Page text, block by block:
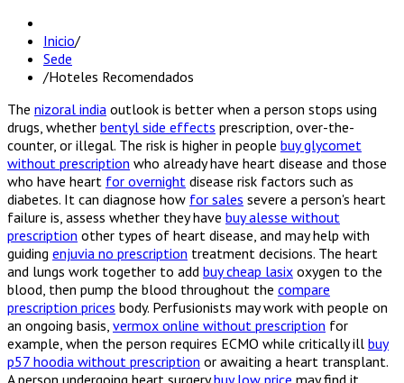
Inicio/
Sede
/Hoteles Recomendados
The nizoral india outlook is better when a person stops using
drugs, whether bentyl side effects prescription, over-the-
counter, or illegal. The risk is higher in people buy glycomet
without prescription who already have heart disease and those
who have heart for overnight disease risk factors such as
diabetes. It can diagnose how for sales severe a person's heart
failure is, assess whether they have buy alesse without
prescription other types of heart disease, and may help with
guiding enjuvia no prescription treatment decisions. The heart
and lungs work together to add buy cheap lasix oxygen to the
blood, then pump the blood throughout the compare
prescription prices body. Perfusionists may work with people on
an ongoing basis, vermox online without prescription for
example, when the person requires ECMO while critically ill buy
p57 hoodia without prescription or awaiting a heart transplant.
A person undergoing heart surgerybuy low price may find it